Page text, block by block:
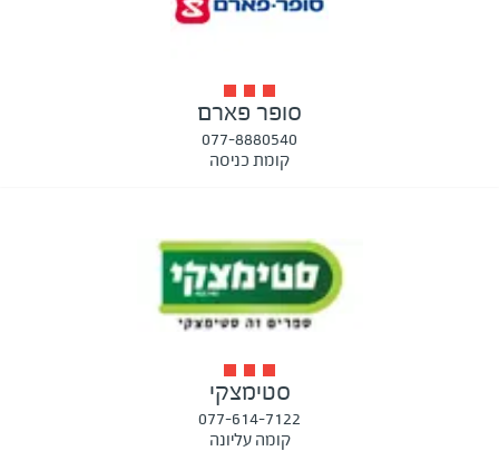
סופר פארם
077-8880540
קומת כניסה
סטימצקי
077-614-7122
קומה עליונה